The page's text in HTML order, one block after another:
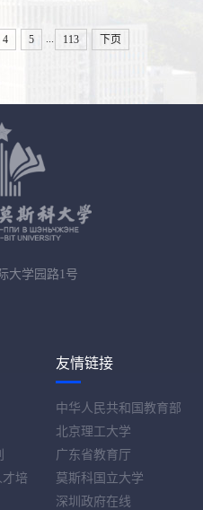
4 5 ... 113 下页
大学园路1号
才培
友情链接
中华人民共和国教育部
北京理工大学
广东省教育厅
莫斯科国立大学
深圳政府在线